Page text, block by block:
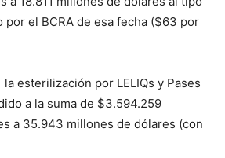
por el BCRA de esa fecha ($63 por
esterilización por LELIQs y Pases
a la suma de $3.594.259
a 35.943 millones de dólares (con